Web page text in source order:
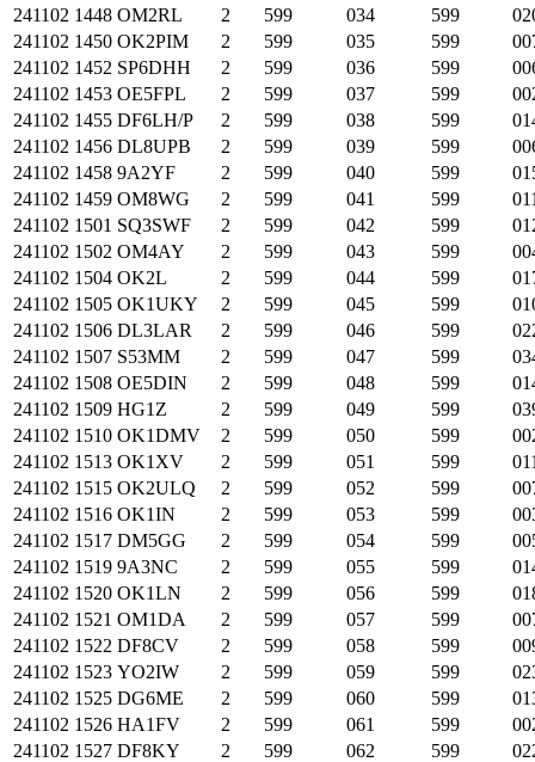
241102 1448 OM2RL 2 599 034 599
241102 1450 OK2PIM 2 599 035 599
241102 1452 SP6DHH 2 599 036 599
241102 1453 OE5FPL 2 599 037 599
241102 1455 DF6LH/P 2 599 038 599
241102 1456 DL8UPB 2 599 039 599
241102 1458 9A2YF 2 599 040 599
241102 1459 OM8WG 2 599 041 599
241102 1501 SQ3SWF 2 599 042 599
241102 1502 OM4AY 2 599 043 599
241102 1504 OK2L 2 599 044 599
241102 1505 OK1UKY 2 599 045 599
241102 1506 DL3LAR 2 599 046 599
241102 1507 S53MM 2 599 047 599
241102 1508 OE5DIN 2 599 048 599
241102 1509 HG1Z 2 599 049 599
241102 1510 OK1DMV 2 599 050 599
241102 1513 OK1XV 2 599 051 599
241102 1515 OK2ULQ 2 599 052 599
241102 1516 OK1IN 2 599 053 599
241102 1517 DM5GG 2 599 054 599
241102 1519 9A3NC 2 599 055 599
241102 1520 OK1LN 2 599 056 599
241102 1521 OM1DA 2 599 057 599
241102 1522 DF8CV 2 599 058 599
241102 1523 YO2IW 2 599 059 599
241102 1525 DG6ME 2 599 060 599
241102 1526 HA1FV 2 599 061 599
241102 1527 DF8KY 2 599 062 599